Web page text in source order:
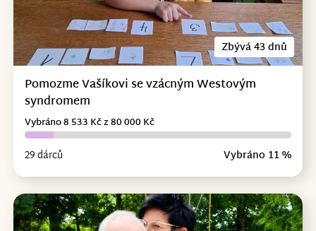
Zbývá 43 dnů
Pomozme Vašíkovi se vzácným Westovým
syndromem
29 dárců Vybráno 11 %
Vybráno 8 533 Kč z 80 000 Kč